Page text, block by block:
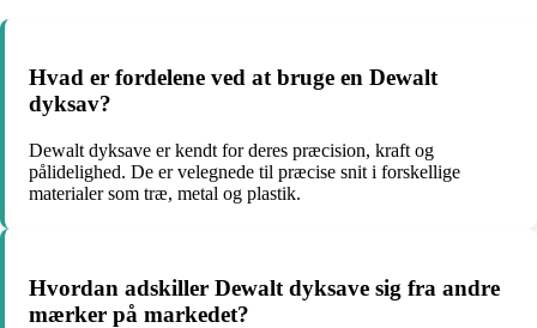
Hvad er fordelene ved at bruge en Dewalt
dyksav?
Dewalt dyksave er kendt for deres præcision, kraft og
pålidelighed. De er velegnede til præcise snit i forskellige
materialer som træ, metal og plastik.
Hvordan adskiller Dewalt dyksave sig fra andre
mærker på markedet?